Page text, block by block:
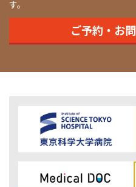
す。
ご予約・お